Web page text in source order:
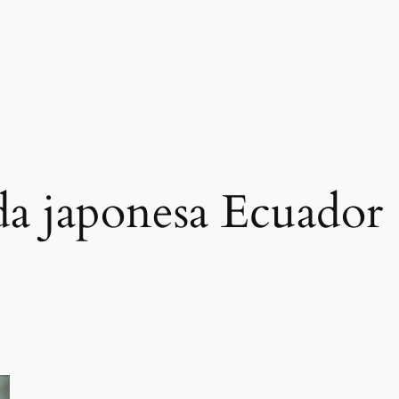
japonesa Ecuador